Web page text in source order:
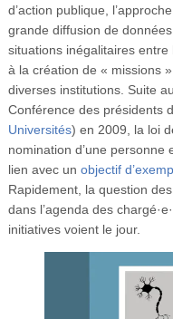
d’action publique,
grande diffusion de
situations inégalitaires
à la création de « missions
diverses institutions. Suite
Conférence des présidents
Universités) en 2009, la loi
nomination d’une personne
lien avec un objectif
Rapidement, la question
dans l’agenda des
initiatives voient le jour.